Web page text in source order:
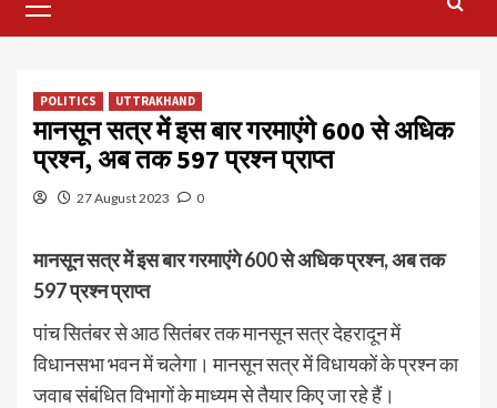
Menu
POLITICS UTTRAKHAND
मानसून सत्र में इस बार गरमाएंगे 600 से अधिक
प्रश्न, अब तक 597 प्रश्न प्राप्त
27 August 2023 0
मानसून सत्र में इस बार गरमाएंगे 600 से अधिक प्रश्न, अब तक
597 प्रश्न प्राप्त
पांच सितंबर से आठ सितंबर तक मानसून सत्र देहरादून में
विधानसभा भवन में चलेगा। मानसून सत्र में विधायकों के प्रश्न का
जवाब संबंधित विभागों के माध्यम से तैयार किए जा रहे हैं।